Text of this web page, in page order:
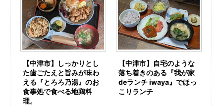
【中津市】しっかりとし
た歯ごたえと旨みが味わ
える『とろろ乃湯』のお
食事処で食べる地鶏料
理。
【中津市】自宅のような
落ち着きのある『我が家
deランチ iwaya』でほっ
こりランチ